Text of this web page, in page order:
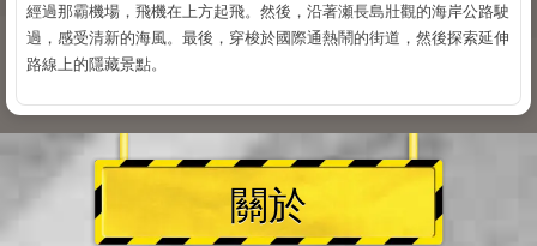
經過那霸機場，飛機在上方起飛。然後，沿著瀬長島壯觀的海岸公路駛
過，感受清新的海風。最後，穿梭於國際通熱鬧的街道，然後探索延伸
路線上的隱藏景點。
關於